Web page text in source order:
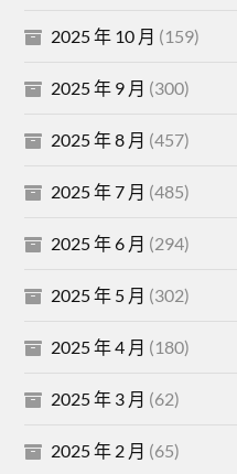
2025 年 10 月 (159)
2025 年 9 月 (300)
2025 年 8 月 (457)
2025 年 7 月 (485)
2025 年 6 月 (294)
2025 年 5 月 (302)
2025 年 4 月 (180)
2025 年 3 月 (62)
2025 年 2 月 (65)